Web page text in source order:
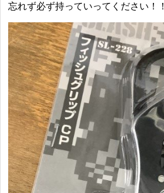
忘れず必ず持っていってください！！